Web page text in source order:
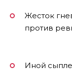
Жесток
против
Иной